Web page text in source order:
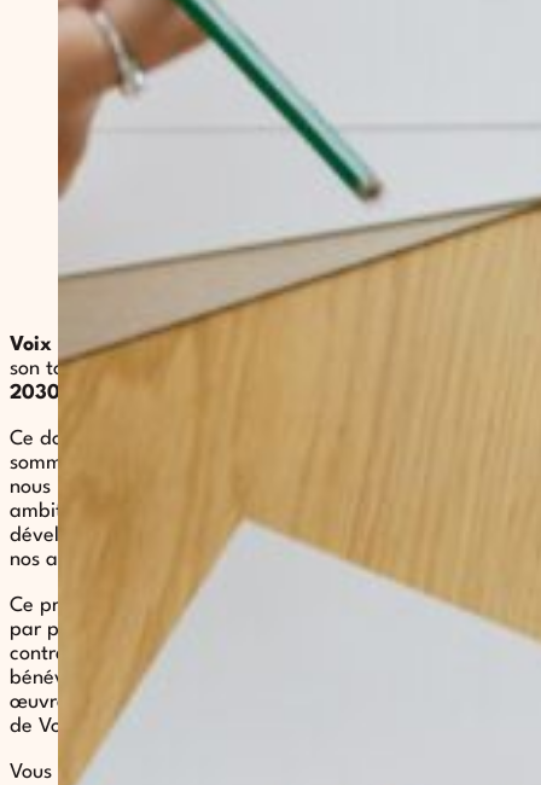
Voix de Femmes
son tout premier projet associatif pour la période
2030
Ce document est l’occasion de réaffirmer qui nous
sommes, les valeurs qui nous animent et les actions que
nous menons au quotidien. Il présente également nos
ambitions pour les années à venir, nos projets de
développement ainsi qu’une évaluation transparente de
nos actions, dans une démarche d’amélioration continue.
Ce projet associatif est le fruit d’un travail collectif nourri
par près de trente années d’engagement dans la lutte
contre le mariage forcé. Depuis 1998, les salarié.es, les
bénévoles et les membres du Conseil d’administration
œuvrent main dans la main pour faire vivre les missions
de Voix de Femmes et renforcer son impact.
Vous pouvez télécharger ce projet associatif dès